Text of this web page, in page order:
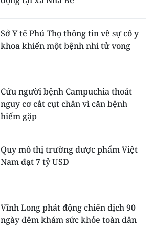
Sở Y tế Phú Thọ thông tin về sự cố y
khoa khiến một bệnh nhi tử vong
Cứu người bệnh Campuchia thoát
nguy cơ cắt cụt chân vì căn bệnh
hiếm gặp
Quy mô thị trường dược phẩm Việt
Nam đạt 7 tỷ USD
Vĩnh Long phát động chiến dịch 90
ngày đêm khám sức khỏe toàn dân